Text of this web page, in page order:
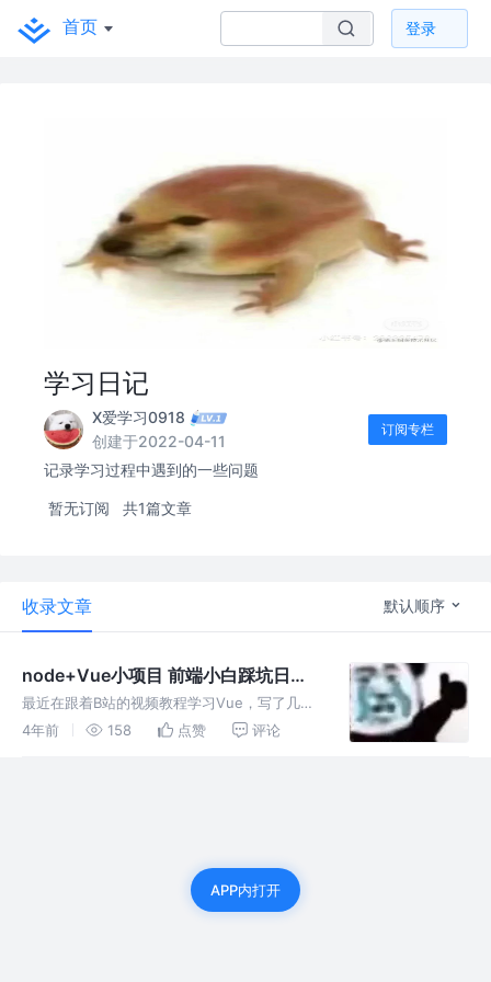
首页 登录
学习日记
X爱学习0918
创建于2022-04-11
订阅专栏
记录学习过程中遇到的一些问题
暂无订阅 共1篇文章
收录文章 默认顺序
node+Vue小项目 前端小白踩坑日
记-1
最近在跟着B站的视频教程学习Vue，写了几个
简单的数据接口。 我的前后端都是运行在
4年前 158 点赞 评论
APP内打开